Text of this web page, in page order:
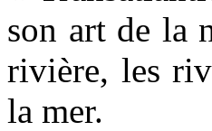
son art de la
rivière, les
la mer.